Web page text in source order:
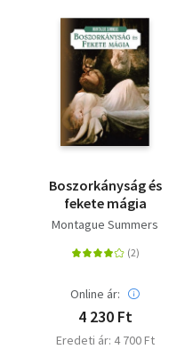
Boszorkányság és
fekete mágia
Montague Summers
Online ár:
4 230 Ft
Eredeti ár: 4 700 Ft